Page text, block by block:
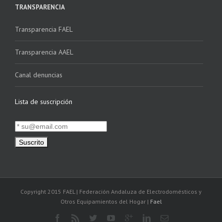
TRANSPARENCIA
Transparencia FAEL
Transparencia AAEL
Canal denuncias
Lista de suscripción
Copyright 2015 FAEL | Federación Andaluza de Electrodomésticos y
Otros Equipamientos del Hogar | Fael